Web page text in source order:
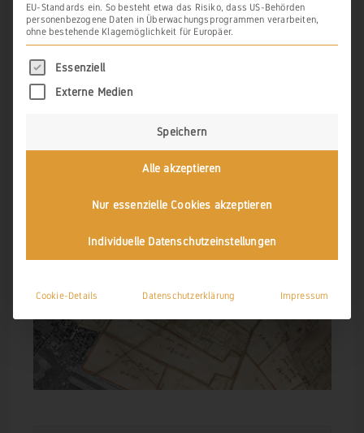
Weinbau dort bereits ausgegangen war.
ZUM VERGRÖSSERN IN DAS BILD KLICKEN
EU-Standards ein. So besteht etwa das Risiko, dass US-Behörden
personenbezogene Daten in Überwachungsprogrammen verarbeiten,
ohne bestehende Klagemöglichkeit für Europäer.
Es folgt eine Liste der Service-Gruppen, für
Essenziell
Externe Medien
Speichern
Alle akzeptieren
Nur essenzielle Cookies akzeptieren
Individuelle Datenschutzeinstellungen
Cookie-Details Datenschutzerklärung Impressum